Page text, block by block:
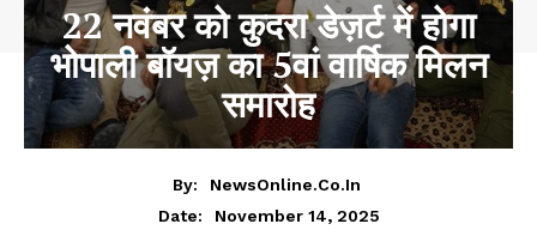
22 नवंबर को कुदरा डेज़र्ट में होगा
भोपाली बॉयज़ का 5वां वार्षिक मिलन
समारोह
By:
NewsOnline.co.in
Date:
November 14, 2025